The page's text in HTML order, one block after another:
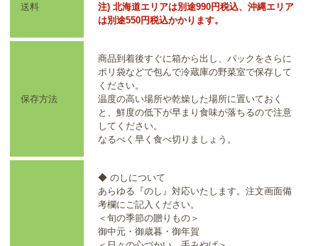
送料
注) 北海道エリアは別途990円税込、沖縄エリア
は別途550円税込かかります。
保存方法
商品到着後すぐに箱から出し、パックをさらに
ポリ袋などで包んで冷蔵庫の野菜室で保存して
ください。
温度の高い場所や乾燥した場所に置いておく
と、鮮度の低下が早まり食味が落ちるので注意
してください。
なるべく早く食べ切りましょう。
◆ のしについて
あらゆる『のし』対応いたします。注文画面備
考欄にご記入ください。
＜旬の季節の贈りもの＞
御中元・御歳暮・御年賀